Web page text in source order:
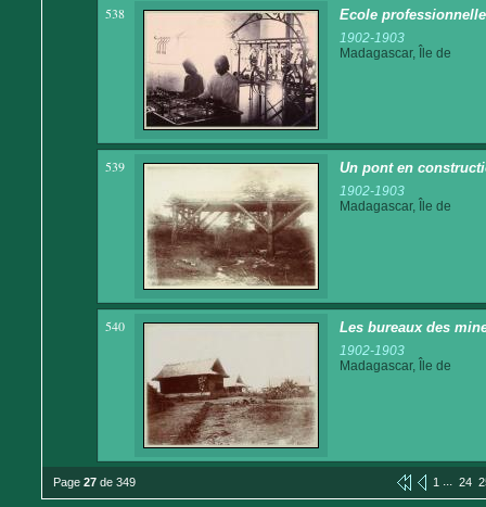
538 Ecole
1902-1903
Madagascar, Île de
539 Un pont en
1902-1903
Madagascar, Île de
540 Les bureaux des
1902-1903
Madagascar, Île de
Page 27 de 349 1 ... 24